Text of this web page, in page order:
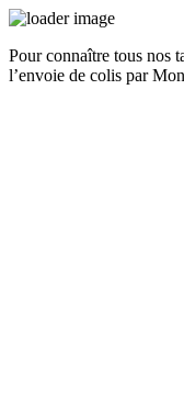
Pour connaître tous nos
l’envoie de colis par